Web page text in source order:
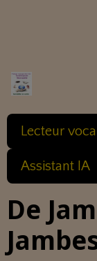
Lecteur vocal
Assistant IA
De